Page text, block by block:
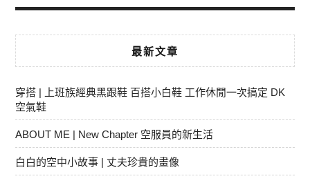
最新文章
穿搭 | 上班族經典黑跟鞋 百搭小白鞋 工作休閒一次搞定 DK
空氣鞋
ABOUT ME | New Chapter 空服員的新生活
白白的空中小故事 | 丈夫珍貴的畫像